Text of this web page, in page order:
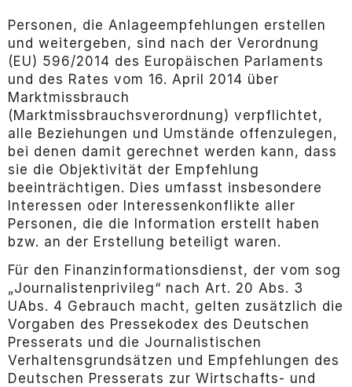
Personen, die Anlageempfehlungen erstellen
und weitergeben, sind nach der Verordnung
(EU) 596/2014 des Europäischen Parlaments
und des Rates vom 16. April 2014 über
Marktmissbrauch
(Marktmissbrauchsverordnung) verpflichtet,
alle Beziehungen und Umstände offenzulegen,
bei denen damit gerechnet werden kann, dass
sie die Objektivität der Empfehlung
beeinträchtigen. Dies umfasst insbesondere
Interessen oder Interessenkonflikte aller
Personen, die die Information erstellt haben
bzw. an der Erstellung beteiligt waren.
Für den Finanzinformationsdienst, der vom sog
„Journalistenprivileg“ nach Art. 20 Abs. 3
UAbs. 4 Gebrauch macht, gelten zusätzlich die
Vorgaben des Pressekodex des Deutschen
Presserats und die Journalistischen
Verhaltensgrundsätzen und Empfehlungen des
Deutschen Presserats zur Wirtschafts- und